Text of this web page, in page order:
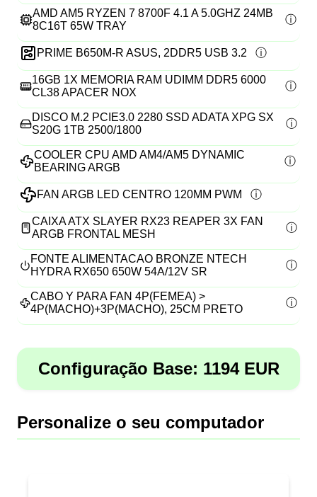
AMD AM5 RYZEN 7 8700F 4.1 A 5.0GHZ 24MB
8C16T 65W TRAY
PRIME B650M-R ASUS, 2DDR5 USB 3.2
16GB 1X MEMORIA RAM UDIMM DDR5 6000
CL38 APACER NOX
DISCO M.2 PCIE3.0 2280 SSD ADATA XPG SX
S20G 1TB 2500/1800
COOLER CPU AMD AM4/AM5 DYNAMIC
BEARING ARGB
FAN ARGB LED CENTRO 120MM PWM
CAIXA ATX SLAYER RX23 REAPER 3X FAN
ARGB FRONTAL MESH
FONTE ALIMENTACAO BRONZE NTECH
HYDRA RX650 650W 54A/12V SR
CABO Y PARA FAN 4P(FEMEA) >
4P(MACHO)+3P(MACHO), 25CM PRETO
Configuração Base: 1194 EUR
Personalize o seu computador